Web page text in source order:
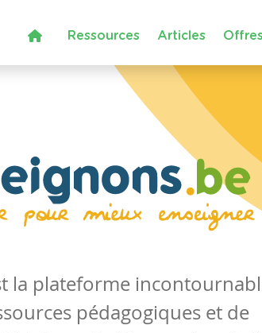
Ressources Articles
la plateforme
pédagogiques et de